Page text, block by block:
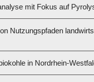
mit Fokus auf
Nutzungspfaden
in Nordrhein-